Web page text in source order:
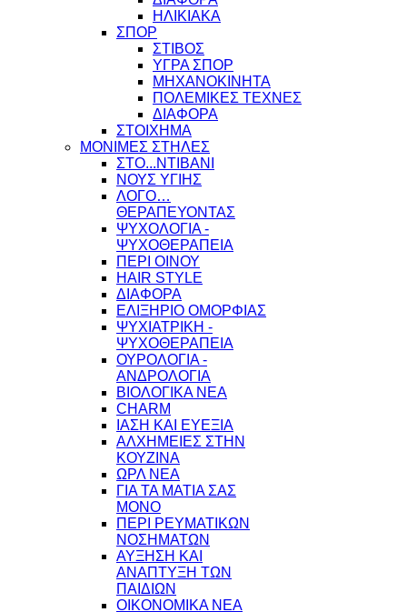
ΗΛΙΚΙΑΚΑ
ΣΠΟΡ
ΣΤΙΒΟΣ
ΥΓΡΑ ΣΠΟΡ
ΜΗΧΑΝΟΚΙΝΗΤΑ
ΠΟΛΕΜΙΚΕΣ ΤΕΧΝΕΣ
ΔΙΑΦΟΡΑ
ΣΤΟΙΧΗΜΑ
ΜΟΝΙΜΕΣ ΣΤΗΛΕΣ
ΣΤΟ...ΝΤΙΒΑΝΙ
ΝΟΥΣ ΥΓΙΗΣ
ΛΟΓΟ…
ΘΕΡΑΠΕΥΟΝΤΑΣ
ΨΥΧΟΛΟΓΙΑ -
ΨΥΧΟΘΕΡΑΠΕΙΑ
ΠΕΡΙ ΟΙΝΟΥ
HAIR STYLE
ΔΙΑΦΟΡΑ
ΕΛΙΞΗΡΙΟ ΟΜΟΡΦΙΑΣ
ΨΥΧΙΑΤΡΙΚΗ -
ΨΥΧΟΘΕΡΑΠΕΙΑ
ΟΥΡΟΛΟΓΙΑ -
ΑΝΔΡΟΛΟΓΙΑ
ΒΙΟΛΟΓΙΚΑ ΝΕΑ
CHARM
ΙΑΣΗ ΚΑΙ ΕΥΕΞΙΑ
ΑΛΧΗΜΕΙΕΣ ΣΤΗΝ
ΚΟΥΖΙΝΑ
ΩΡΛ ΝEA
ΓΙΑ ΤΑ ΜΑΤΙΑ ΣΑΣ
ΜΟΝΟ
ΠΕΡΙ ΡΕΥΜΑΤΙΚΩΝ
ΝΟΣΗΜΑΤΩΝ
ΑΥΞΗΣΗ ΚΑΙ
ΑΝΑΠΤΥΞΗ ΤΩΝ
ΠΑΙΔΙΩΝ
ΟΙΚΟΝΟΜΙΚΑ ΝΕΑ